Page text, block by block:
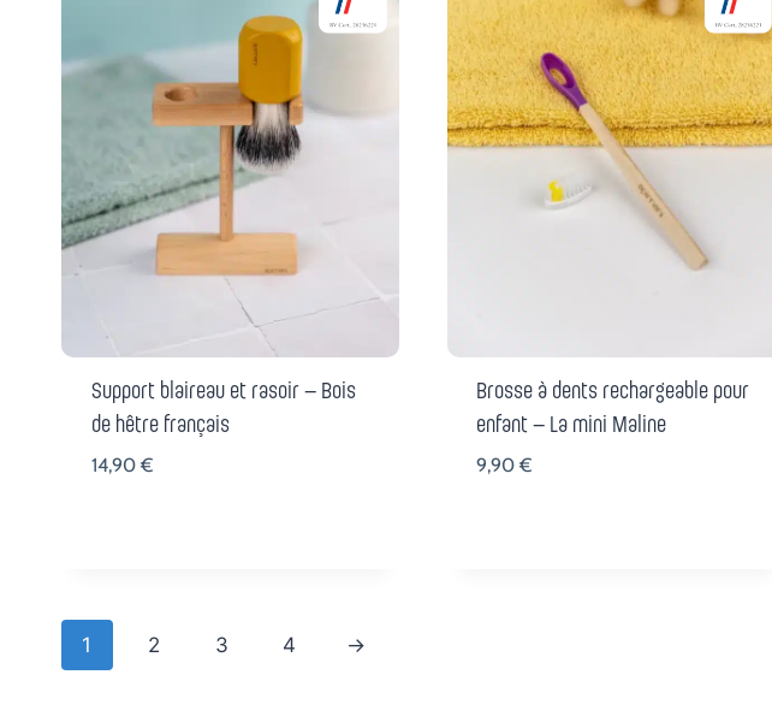
Support blaireau et rasoir – Bois
de hêtre français
14,90€
Brosse à dents rechargeable pour
enfant – La mini Maline
9,90€
1 2 3 4 →